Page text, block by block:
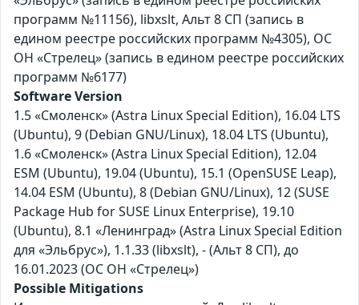
программ №11156), libxslt, Альт 8 СП (запись в
едином реестре российских программ №4305), ОС
ОН «Стрелец» (запись в едином реестре российских
программ №6177)
Software Version
1.5 «Смоленск» (Astra Linux Special Edition), 16.04 LTS
(Ubuntu), 9 (Debian GNU/Linux), 18.04 LTS (Ubuntu),
1.6 «Смоленск» (Astra Linux Special Edition), 12.04
ESM (Ubuntu), 19.04 (Ubuntu), 15.1 (OpenSUSE Leap),
14.04 ESM (Ubuntu), 8 (Debian GNU/Linux), 12 (SUSE
Package Hub for SUSE Linux Enterprise), 19.10
(Ubuntu), 8.1 «Ленинград» (Astra Linux Special Edition
для «Эльбрус»), 1.1.33 (libxslt), - (Альт 8 СП), до
16.01.2023 (ОС ОН «Стрелец»)
Possible Mitigations